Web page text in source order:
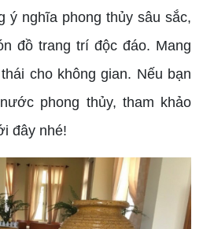
ý nghĩa phong thủy sâu sắc,
đồ trang trí độc đáo. Mang
cho không gian. Nếu bạn
phong thủy, tham khảo
đây nhé!